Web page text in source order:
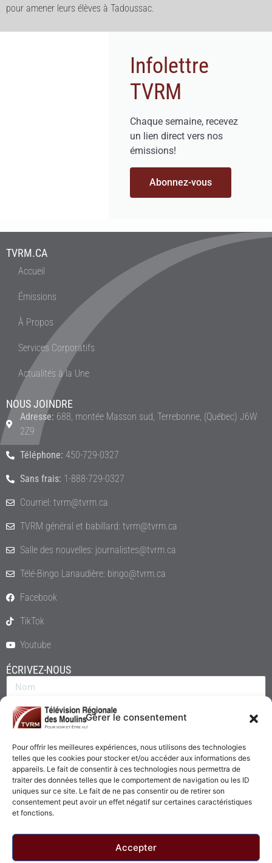
Gérer le consentement
Pour offrir les meilleures expériences, nous utilisons des technologies
telles que les cookies pour stocker et/ou accéder aux informations des
appareils. Le fait de consentir à ces technologies nous permettra de
traiter des données telles que le comportement de navigation ou les ID
uniques sur ce site. Le fait de ne pas consentir ou de retirer son
consentement peut avoir un effet négatif sur certaines caractéristiques
et fonctions.
Accepter
pour amener leurs élèves à Tadoussac.
Infolettre
TVRM
Chaque semaine, recevez
un lien direct vers nos
émissions!
Abonnez-vous
TVRM.CA
Accueil
Émissions
À Propos
Services Corporatifs
Actualités à la Une
NOUS JOINDRE
Adresse: 688, montée Masson sud, Terrebonne, (Québec) J6W
2Z9
Téléphone: 450-729-0327
Sans frais: 1-888-729-0327
Courriel: tvrm@tvrm.ca
TVRM général et babillard: tvrm@tvrm.ca
Salle des nouvelles: journalistes@tvrm.ca
Télé-Bingo Lanaudière: bingo@tvrm.ca
Facebook
TikTok
Youtube
ÉCRIVEZ-NOUS